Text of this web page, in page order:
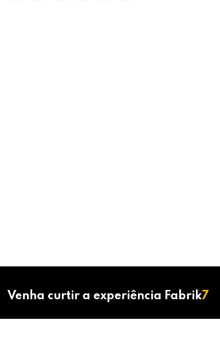
Venha curtir a experiência Fabrik7